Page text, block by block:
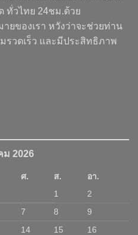
ทั่วไทย 24ชม.ด้วย
ยของเรา หวังว่าจะช่วยท่าน
รวดเร็ว และมีประสิทธิภาพ
ม 2026
ศ. ส.
อา.
1
2
7 8
9
14 15
16